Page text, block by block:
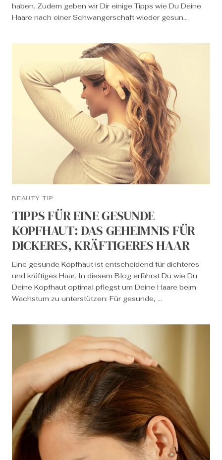
haben. Zudem geben wir Dir einige Tipps wie Du Deine
Haare nach einer Schwangerschaft wieder gesun...
BEAUTY TIP
TIPPS FÜR EINE GESUNDE
KOPFHAUT: DAS GEHEIMNIS FÜR
DICKERES, KRÄFTIGERES HAAR
Eine gesunde Kopfhaut ist entscheidend für dichteres
und kräftiges Haar. In diesem Blog erfährst Du wie Du
Deine Kopfhaut optimal pflegst um Deine Haare beim
Wachstum zu unterstützen: Für gesunde, ...